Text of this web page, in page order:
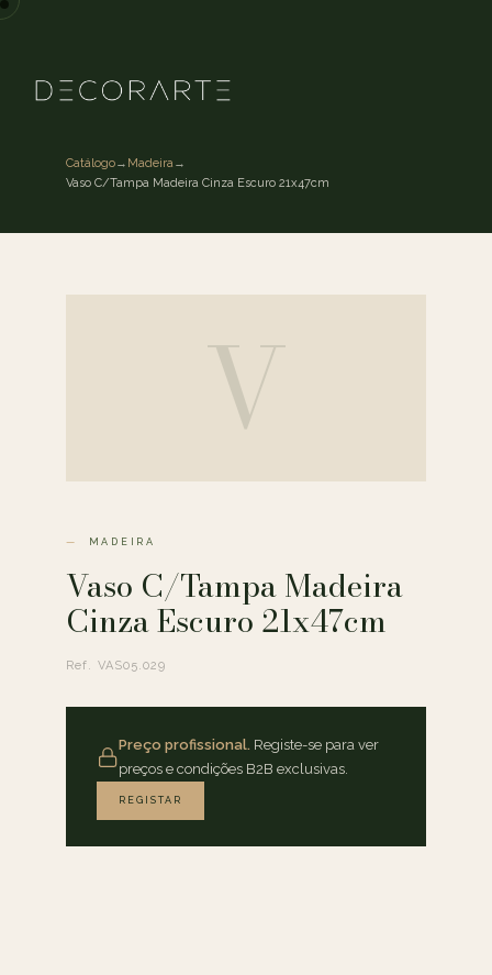
Catálogo→ Madeira→
Vaso C/Tampa Madeira Cinza Escuro 21x47cm
V
MADEIRA
Vaso C/Tampa Madeira
Cinza Escuro 21x47cm
Ref. VAS05.029
Preço profissional. Registe-se para ver
preços e condições B2B exclusivas.
REGISTAR